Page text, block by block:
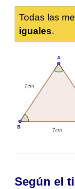
Todas las
iguales.
Según el